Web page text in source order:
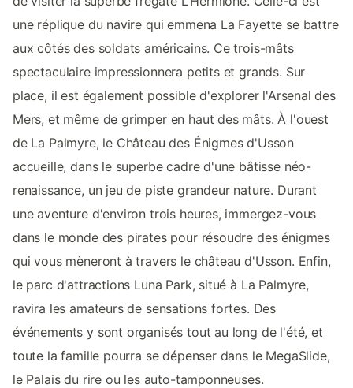
une réplique du navire qui emmena La Fayette se battre
aux côtés des soldats américains. Ce trois-mâts
spectaculaire impressionnera petits et grands. Sur
place, il est également possible d'explorer l'Arsenal des
Mers, et même de grimper en haut des mâts. À l'ouest
de La Palmyre, le Château des Énigmes d'Usson
accueille, dans le superbe cadre d'une bâtisse néo-
renaissance, un jeu de piste grandeur nature. Durant
une aventure d'environ trois heures, immergez-vous
dans le monde des pirates pour résoudre des énigmes
qui vous mèneront à travers le château d'Usson. Enfin,
le parc d'attractions Luna Park, situé à La Palmyre,
ravira les amateurs de sensations fortes. Des
événements y sont organisés tout au long de l'été, et
toute la famille pourra se dépenser dans le MegaSlide,
le Palais du rire ou les auto-tamponneuses.